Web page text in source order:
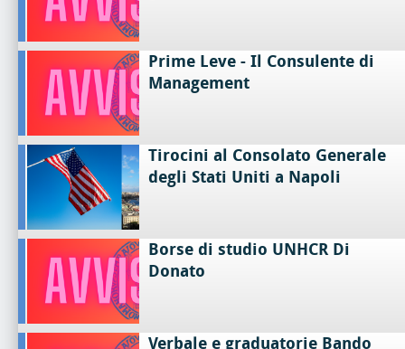
Prime Leve - Il Consulente di
Management
Tirocini al Consolato Generale
degli Stati Uniti a Napoli
Borse di studio UNHCR Di
Donato
Verbale e graduatorie Bando